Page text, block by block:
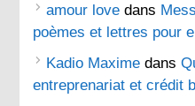
amour love dans
poèmes et lettres pour
Kadio Maxime dans
entreprenariat et crédit